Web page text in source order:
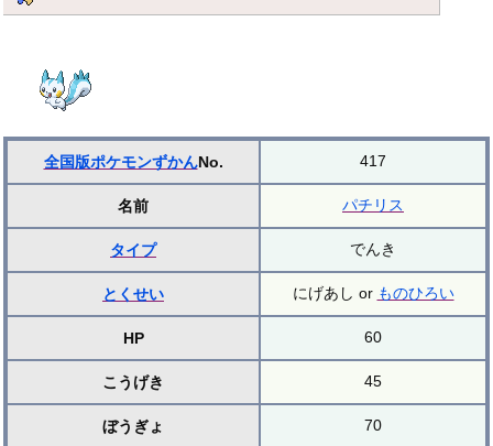
全国版ポケモンずかんNo. 417
名前 パチリス
タイプ でんき
とくせい にげあし or ものひろい
HP 60
こうげき 45
ぼうぎょ 70